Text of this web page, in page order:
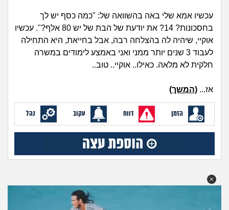
בית, שכנים ושותפים
מה שעובר עליי
בין הסדינים
חיות מחמד
גאווה
עכשיו אמא שלי באה בהשוואה של: "כמה כסף יש לך
בחסכונות? 14? את יודעת של הבת של יש 80 אלף?". עכשיו
אוקיי, שיהיה לה בהצלחה רבה, אבל בחייאת, היא התחילה
לעבוד 3 שנים יותר ממני ואני באמצע לימודים במשרה
חלקית לא מלאה. כאילו.. אוקיי.. טוב..
אז... (המשך)
הזמן דווח עקוב נהל